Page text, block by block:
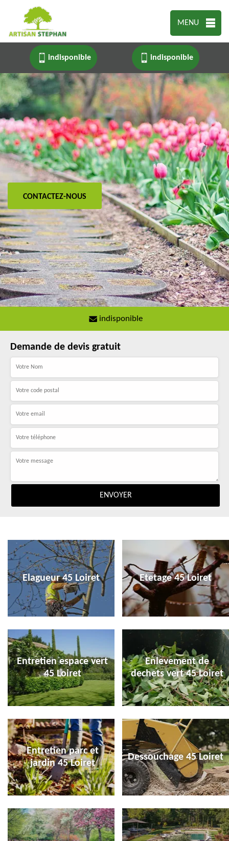
MENU
indisponible indisponible
CONTACTEZ-NOUS
indisponible
Demande de devis gratuit
Elagueur 45 Loiret Etetage 45 Loiret
Entretien espace vert
45 Loiret
Enlevement de
dechets vert 45 Loiret
Entretien parc et
jardin 45 Loiret
Dessouchage 45 Loiret